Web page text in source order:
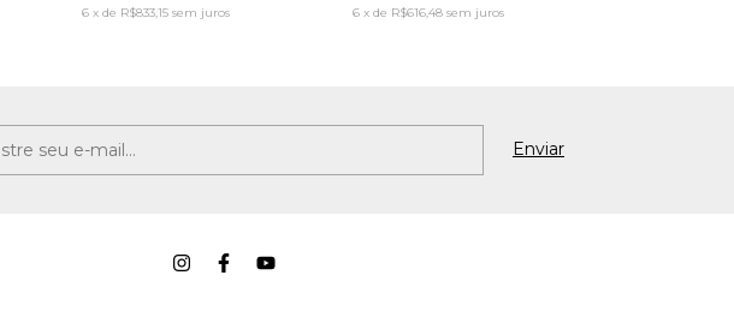
6 x de R$833,15 sem juros 6 x de R$616,48 sem juros